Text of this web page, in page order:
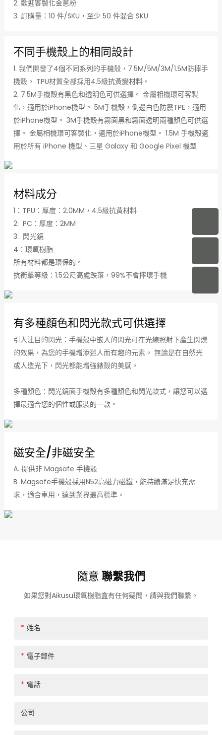
2. 歡迎客製化金蔥粉
3. 訂購量：10 件/SKU，至少 50 件混合 SKU
不同手機殼上的相同設計
1. 我們開發了4個不同系列的手機殼，7.5M/5M/3M/1.5M防摔手
機殼。 TPU材質全部採用4.5級抗黃變材料。
2. 7.5M手機殼有黑色和透明色可供選擇。 金屬相機環可客製
化，適用於iPhone機型。 5M手機殼，側邊白色防震TPE，適用
於iPhone機型。 3M手機殼有霧面黑和霧面透明兩種顏色可供選
擇。 金屬相機環可客製化，適用於iPhone機型。 1.5M 手機殼適
用於所有 iPhone 機型、三星 Galaxy 和 Google Pixel 機型
材料成分
1：TPU：厚度：2.0MM，4.5級抗黃材料
2: PC：厚度：2MM
3: 閃光鏡
4：環氧樹脂
所有材料都是環保的。
抗衝擊等級：1.5公尺高處跌落，99%不會摔壞手機
有多種顏色和閃光款式可供選擇
引人注目的閃光：手機殼中嵌入的閃光可在光線照射下產生閃爍
的效果，為您的手機增添迷人而有趣的元素。 無論是在自然光
或人造光下，閃光都能增強錶殼的美感。
多種顏色：閃光鏡面手機殼有多種顏色和閃光款式，讓您可以選
擇最適合您的個性或服裝的一款。
磁安全/非磁安全
A. 提供非 Magsafe 手機殼
B. Magsafe手機殼採用N52高磁力磁鐵，能持續滿足快充需
求，適合車用，達到業界最高標準。
隨意聯繫我們
如果您對Aikusu環氧樹脂盒有任何疑問，請與我們聯繫。
姓名
電子郵件
電話
公司